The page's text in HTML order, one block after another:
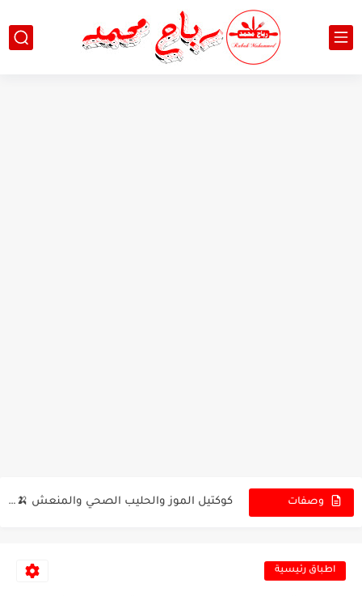
وصفات كوكتيل الموز والحليب الصحي والمنعش 🍌🥛 جاهز بثواني ألذ...
اطباق رئيسية